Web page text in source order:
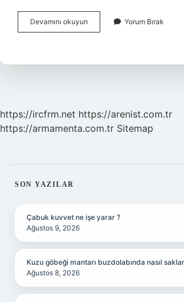
Devamını okuyun
Ağacı
Ağaç
Yorum Bırak
https://ircfrm.net https://arenist.com.tr
https://armamenta.com.tr Sitemap
SIDEBAR
SON YAZILAR
Çabuk kuvvet ne işe yarar ?
Ağustos 9, 2026
Kuzu göbeği mantarı buzdolabında nasıl
Ağustos 8, 2026